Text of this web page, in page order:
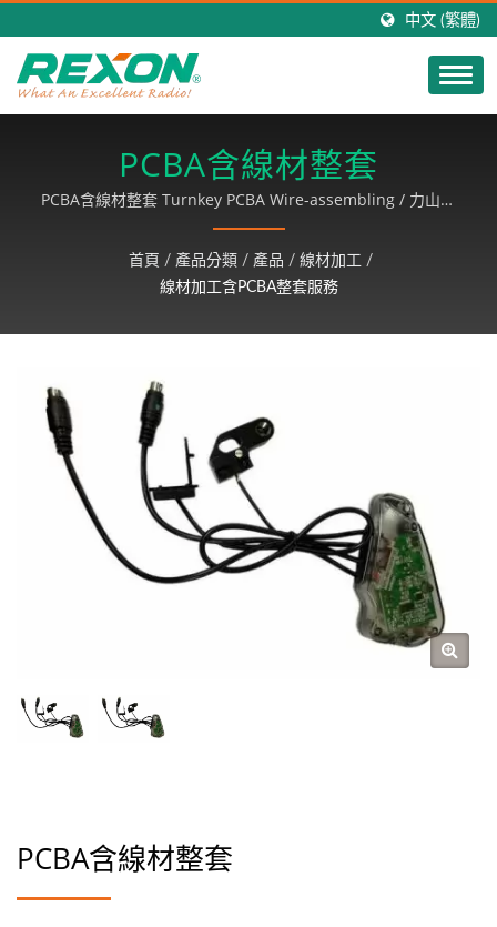
中文 (繁體)
PCBA含線材整套
PCBA含線材整套 Turnkey PCBA Wire-assembling / 力山科
技以30年來的卓越領先科技，研發出超高品質之對講機產
品，行銷全球，以客戶滿意為基礎，致力成長、永續經營。
首頁 / 產品分類 / 產品 / 線材加工
/
線材加工含PCBA整套服務
PCBA含線材整套